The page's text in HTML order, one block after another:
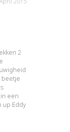
2
beetje
een
up Eddy